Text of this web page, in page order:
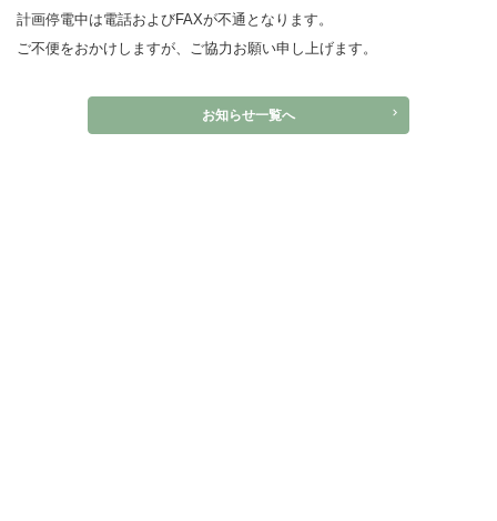
計画停電中は電話およびFAXが不通となります。
ご不便をおかけしますが、ご協力お願い申し上げます。
お知らせ一覧へ